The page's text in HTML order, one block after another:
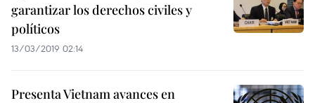
garantizar los derechos civiles y
políticos
13/03/2019 02:14
Presenta Vietnam avances en